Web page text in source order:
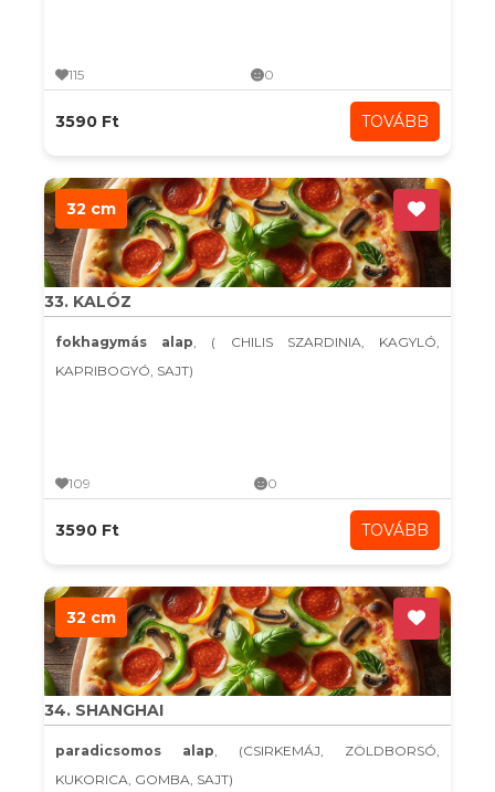
115 0
3590 Ft TOVÁBB
32 cm
33. KALÓZ
fokhagymás alap, ( CHILIS SZARDINIA, KAGYLÓ,
KAPRIBOGYÓ, SAJT)
109 0
3590 Ft TOVÁBB
32 cm
34. SHANGHAI
paradicsomos alap, (CSIRKEMÁJ, ZÖLDBORSÓ,
KUKORICA, GOMBA, SAJT)